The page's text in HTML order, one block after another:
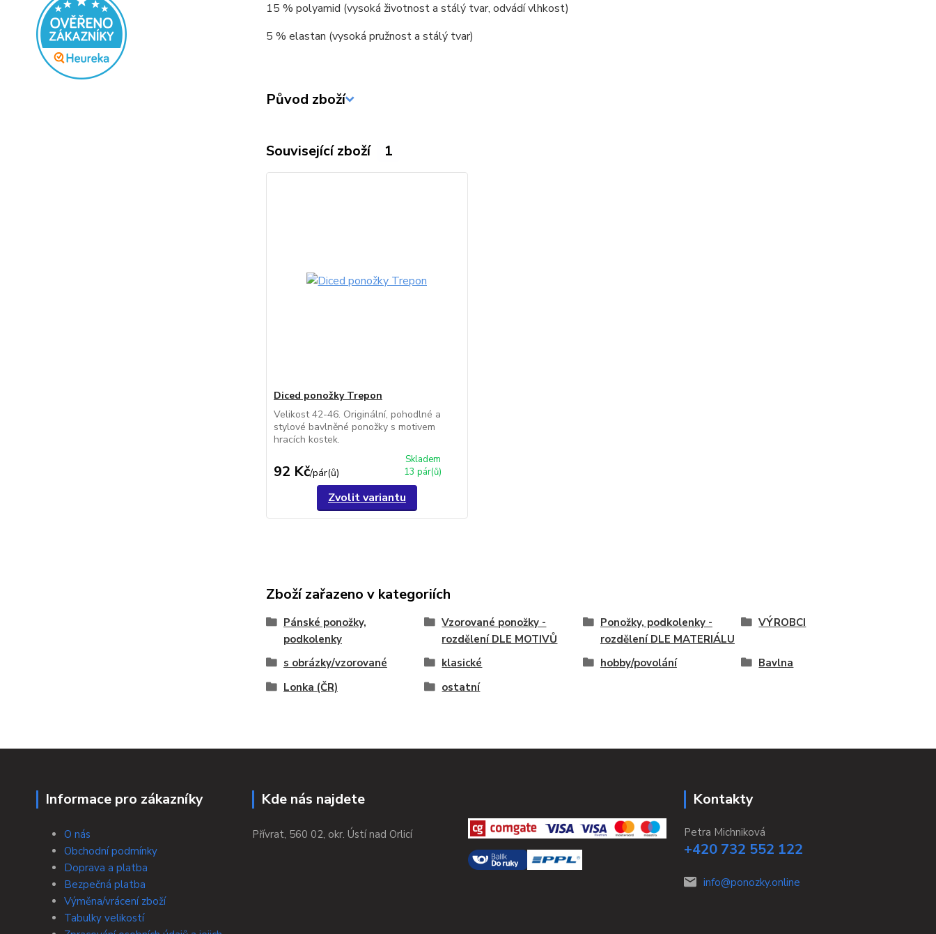
15 % polyamid (vysoká životnost a stálý tvar, odvádí vlhkost)
5 % elastan (vysoká pružnost a stálý tvar)
Původ zboží
Související zboží 1
Diced ponožky Trepon
Velikost 42-46. Originální, pohodlné a
stylové bavlněné ponožky s motivem
hracích kostek.
92 Kč/pár(ů)
Skladem
13 pár(ů)
Zvolit variantu
Zboží zařazeno v kategoriích
Pánské ponožky,
podkolenky
Vzorované ponožky -
rozdělení DLE MOTIVŮ
Ponožky, podkolenky -
rozdělení DLE MATERIÁLU
VÝROBCI
s obrázky/vzorované klasické hobby/povolání
Bavlna
Lonka (ČR)
ostatní
Informace pro zákazníky
O nás
Obchodní podmínky
Doprava a platba
Bezpečná platba
Výměna/vrácení zboží
Tabulky velikostí
Kde nás najdete
Přívrat, 560 02, okr. Ústí nad Orlicí
Kontakty
Petra Michniková
+420 732 552 122
info@ponozky.online